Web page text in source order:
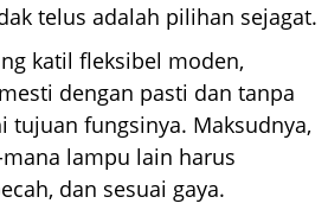
telus adalah pilihan sejagat.
katil fleksibel moden,
dengan pasti dan tanpa
tujuan fungsinya. Maksudnya,
lampu lain harus
dan sesuai gaya.